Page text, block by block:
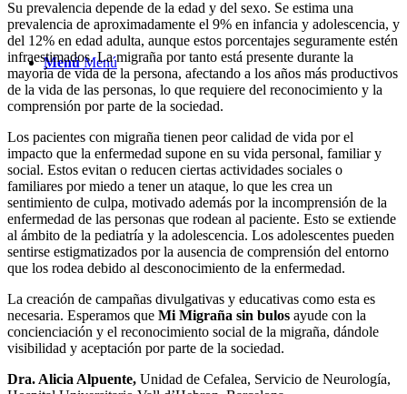
Menú Menú
Su prevalencia depende de la edad y del sexo. Se estima una
prevalencia de aproximadamente el 9% en infancia y adolescencia, y
del 12% en edad adulta, aunque estos porcentajes seguramente estén
infraestimados. La migraña por tanto está presente durante la
mayoría de vida de la persona, afectando a los años más productivos
de la vida de las personas, lo que requiere del reconocimiento y la
comprensión por parte de la sociedad.
Los pacientes con migraña tienen peor calidad de vida por el
impacto que la enfermedad supone en su vida personal, familiar y
social. Estos evitan o reducen ciertas actividades sociales o
familiares por miedo a tener un ataque, lo que les crea un
sentimiento de culpa, motivado además por la incomprensión de la
enfermedad de las personas que rodean al paciente. Esto se extiende
al ámbito de la pediatría y la adolescencia. Los adolescentes pueden
sentirse estigmatizados por la ausencia de comprensión del entorno
que los rodea debido al desconocimiento de la enfermedad.
La creación de campañas divulgativas y educativas como esta es
necesaria. Esperamos que Mi Migraña sin bulos ayude con la
concienciación y el reconocimiento social de la migraña, dándole
visibilidad y aceptación por parte de la sociedad.
Dra. Alicia Alpuente, Unidad de Cefalea, Servicio de Neurología,